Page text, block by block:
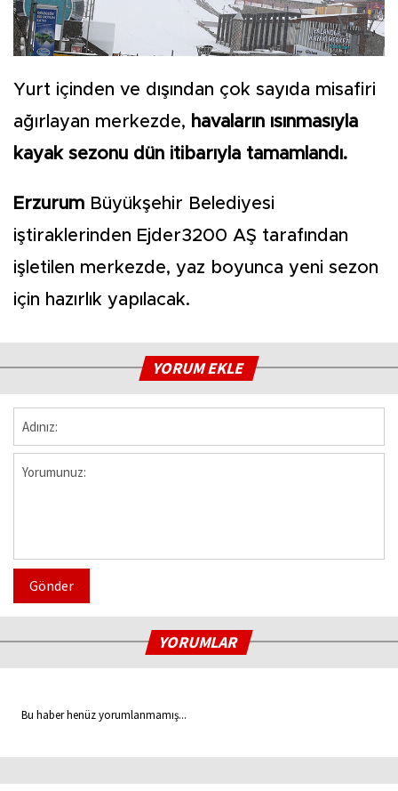
Yurt içinden ve dışından çok sayıda misafiri
ağırlayan merkezde, havaların ısınmasıyla
kayak sezonu dün itibarıyla tamamlandı.
Erzurum Büyükşehir Belediyesi
iştiraklerinden Ejder3200 AŞ tarafından
işletilen merkezde, yaz boyunca yeni sezon
için hazırlık yapılacak.
YORUM EKLE
Gönder
YORUMLAR
Bu haber henüz yorumlanmamış...